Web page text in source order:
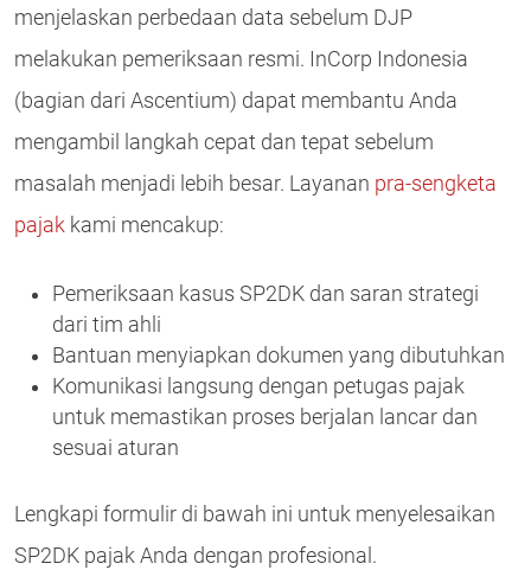
menjelaskan perbedaan data sebelum DJP
melakukan pemeriksaan resmi. InCorp Indonesia
(bagian dari Ascentium) dapat membantu Anda
mengambil langkah cepat dan tepat sebelum
masalah menjadi lebih besar. Layanan pra-sengketa
pajak kami mencakup:
Pemeriksaan kasus SP2DK dan saran strategi
dari tim ahli
Bantuan menyiapkan dokumen yang dibutuhkan
Komunikasi langsung dengan petugas pajak
untuk memastikan proses berjalan lancar dan
sesuai aturan
Lengkapi formulir di bawah ini untuk menyelesaikan
SP2DK pajak Anda dengan profesional.